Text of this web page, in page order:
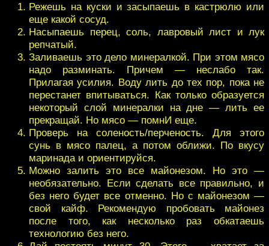
Режешь на куски и засыпаешь в кастрюлю или
еще какой сосуд.
Насыпаешь перец, соль, лавровый лист и лук
репчатый.
Заливаешь это дело минералкой. При этом мясо
надо разминать. Причем — неслабо так.
Прилагая усилия. Воду лить до тех пор, пока не
перестанет впитываться. Как только образуется
некоторый слой минералки на дне — лить ее
прекращай. Но мясо — помнИ еще.
Проверь на соленость/перченость. Для этого
сунь в мясо палец, а потом оближи. По вкусу
маринада и ориентируйся.
Можно залить это все майонезом. Но это —
необязательно. Если сделать все правильно, и
без него будет все отменно. Но с майонезом —
свой кайф. Рекомендую пробовать майонез
после того, как несколько раз обкатаешь
технологию без него.